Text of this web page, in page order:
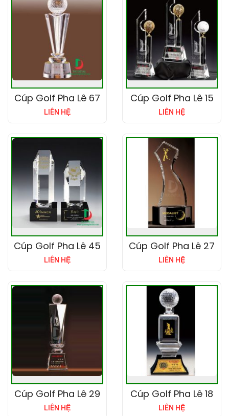
Cúp Golf Pha Lê 67
LIÊN HỆ
Cúp Golf Pha Lê 15
LIÊN HỆ
Cúp Golf Pha Lê 45
LIÊN HỆ
Cúp Golf Pha Lê 27
LIÊN HỆ
Cúp Golf Pha Lê 29
LIÊN HỆ
Cúp Golf Pha Lê 18
LIÊN HỆ